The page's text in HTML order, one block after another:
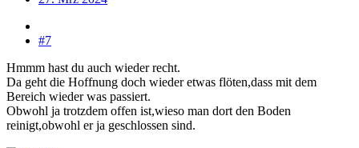
#7
Hmmm hast du auch wieder recht.
Da geht die Hoffnung doch wieder etwas flöten,dass mit dem
Bereich wieder was passiert.
Obwohl ja trotzdem offen ist,wieso man dort den Boden
reinigt,obwohl er ja geschlossen sind.